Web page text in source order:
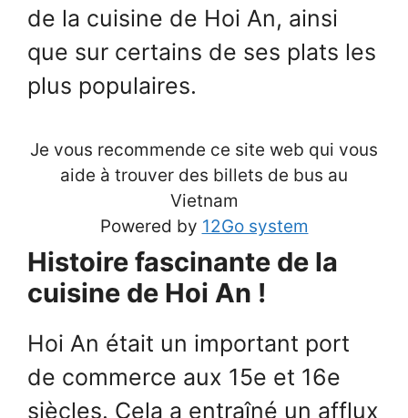
de la cuisine de Hoi An, ainsi
que sur certains de ses plats les
plus populaires.
Je vous recommende ce site web qui vous
aide à trouver des billets de bus au
Vietnam
Powered by 12Go system
Histoire fascinante de la
cuisine de Hoi An !
Hoi An était un important port
de commerce aux 15e et 16e
siècles. Cela a entraîné un afflux